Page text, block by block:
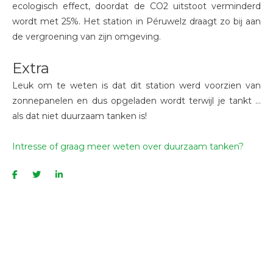
ecologisch effect, doordat de CO2 uitstoot verminderd
wordt met 25%. Het station in Péruwelz draagt zo bij aan
de vergroening van zijn omgeving.
Extra
Leuk om te weten is dat dit station werd voorzien van
zonnepanelen en dus opgeladen wordt terwijl je tankt …
als dat niet duurzaam tanken is!
Intresse of graag meer weten over duurzaam tanken?